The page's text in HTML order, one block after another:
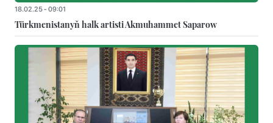
18.02.25 - 09:01
Türkmenistanyň halk artisti Akmuhammet Saparow